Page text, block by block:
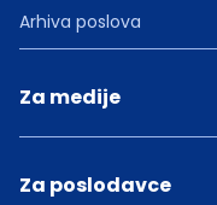
Arhiva poslova
Za medije
Za poslodavce